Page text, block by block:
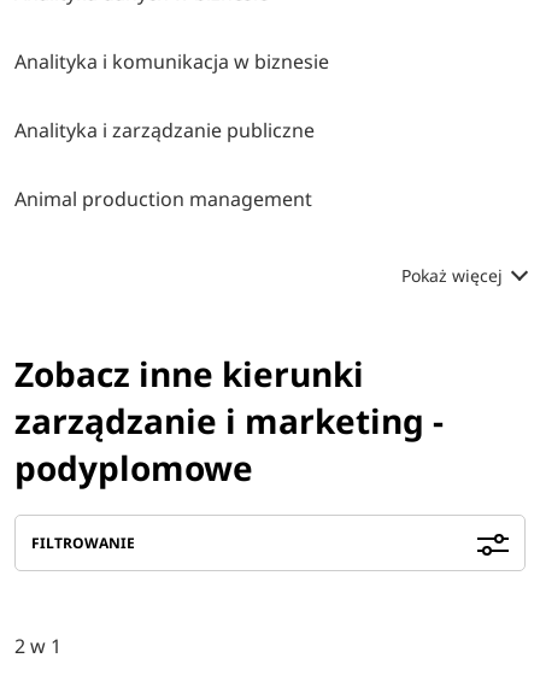
Analityka i komunikacja w biznesie
Analityka i zarządzanie publiczne
Animal production management
Pokaż więcej
Zobacz inne kierunki
zarządzanie i marketing -
podyplomowe
FILTROWANIE
2 w 1